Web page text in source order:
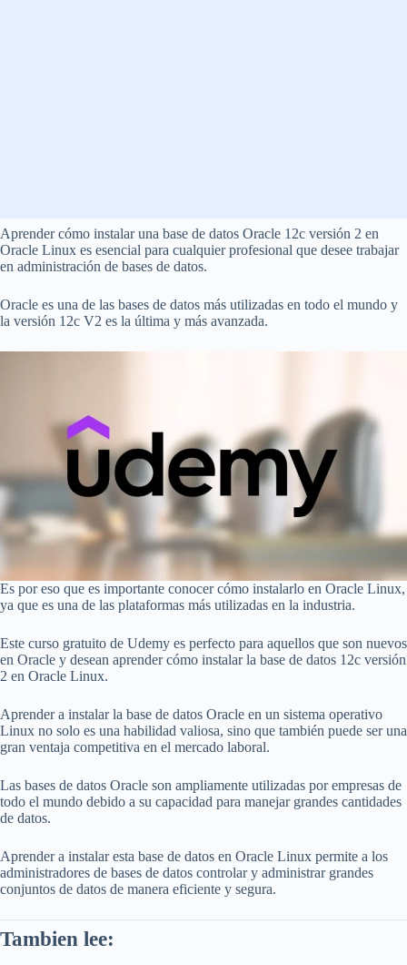
Aprender cómo instalar una base de datos Oracle 12c versión 2 en
Oracle Linux es esencial para cualquier profesional que desee trabajar
en administración de bases de datos.
Oracle es una de las bases de datos más utilizadas en todo el mundo y
la versión 12c V2 es la última y más avanzada.
Es por eso que es importante conocer cómo instalarlo en Oracle Linux,
ya que es una de las plataformas más utilizadas en la industria.
Este curso gratuito de Udemy es perfecto para aquellos que son nuevos
en Oracle y desean aprender cómo instalar la base de datos 12c versión
2 en Oracle Linux.
Aprender a instalar la base de datos Oracle en un sistema operativo
Linux no solo es una habilidad valiosa, sino que también puede ser una
gran ventaja competitiva en el mercado laboral.
Las bases de datos Oracle son ampliamente utilizadas por empresas de
todo el mundo debido a su capacidad para manejar grandes cantidades
de datos.
Aprender a instalar esta base de datos en Oracle Linux permite a los
administradores de bases de datos controlar y administrar grandes
conjuntos de datos de manera eficiente y segura.
Tambien lee: